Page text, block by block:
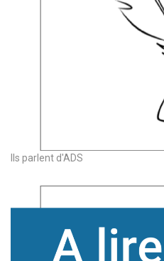
Ils parlent d'ADS